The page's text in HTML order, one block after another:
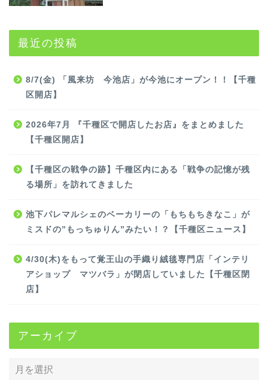
最近の投稿
8/7(金) 「風来坊 今池店」が今池にオープン！！【千種
区開店】
2026年7月 『千種区で開店したお店』をまとめました
【千種区開店】
【千種区の戦争の跡】千種区内にある「戦争の記憶が残
る場所」を訪れてきました
池下パレマルシェのベーカリーの「もちもちきなこ」が
ミスドの”もっちゅりん”みたい！？【千種区ニュース】
4/30(木)をもって覚王山の手織り絨毯専門店「インテリ
アショップ マツバラ」が閉店していました【千種区閉
店】
アーカイブ